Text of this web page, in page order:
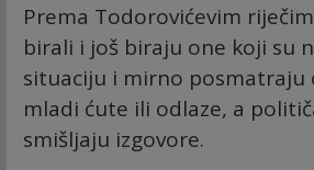
Prema Todorovićevim
birali i još biraju one koji su
situaciju i mirno posmatraju
mladi ćute ili odlaze, a
smišljaju izgovore.